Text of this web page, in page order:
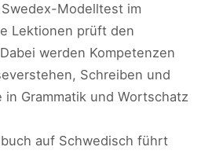
Swedex-Modelltest im
Lektionen prüft den
werden Kompetenzen
Schreiben und
in Grammatik und Wortschatz
auf Schwedisch führt